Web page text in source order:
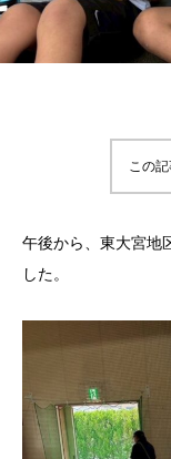
この
午後から、東大宮地
した。